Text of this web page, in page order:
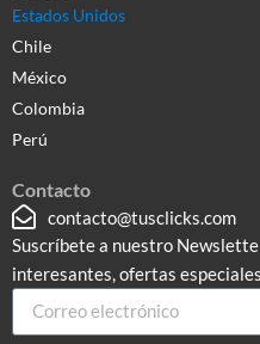
Estados Unidos
Chile
México
Colombia
Perú
Contacto
contacto@tusclicks.com
Suscríbete a nuestro
interesantes, ofertas